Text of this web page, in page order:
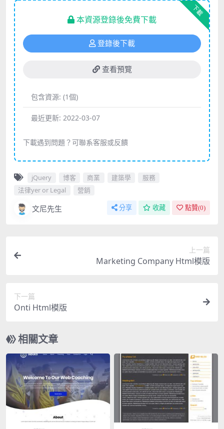
下載
本資源登錄後免費下載
登錄後下載
查看預覽
包含資源: (1個)
最近更新: 2022-03-07
下載遇到問題？可聯系客服或反饋
jQuery 博客 商業 建築學
服務
法律yer or Legal
營銷
文尼先生 分享 收藏 點贊(0)
上一篇
Marketing Company Html模版
下一篇
Onti Html模版
相關文章